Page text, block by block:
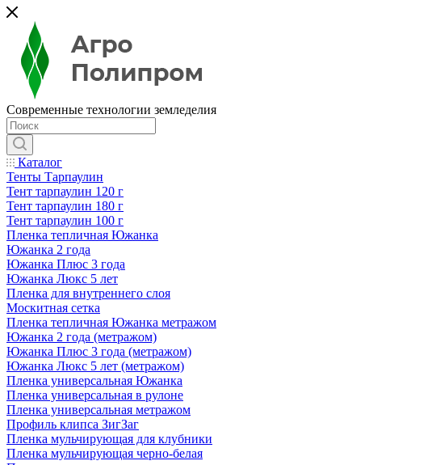
Современные технологии земледелия
Каталог
Тенты Тарпаулин
Тент тарпаулин 120 г
Тент тарпаулин 180 г
Тент тарпаулин 100 г
Пленка тепличная Южанка
Южанка 2 года
Южанка Плюс 3 года
Южанка Люкс 5 лет
Пленка для внутреннего слоя
Москитная сетка
Пленка тепличная Южанка метражом
Южанка 2 года (метражом)
Южанка Плюс 3 года (метражом)
Южанка Люкс 5 лет (метражом)
Пленка универсальная Южанка
Пленка универсальная в рулоне
Пленка универсальная метражом
Профиль клипса ЗигЗаг
Пленка мульчирующая для клубники
Пленка мульчирующая черно-белая